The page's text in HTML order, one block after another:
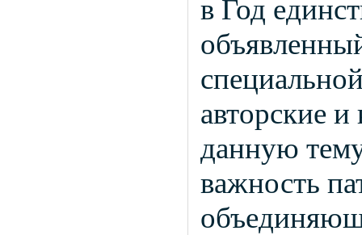
в Год
авторские
данную
важность